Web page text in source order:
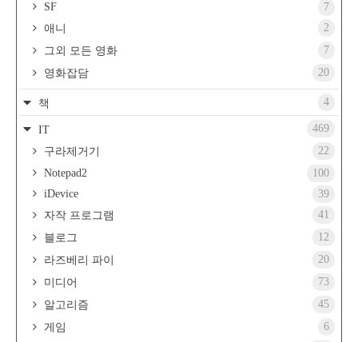
SF
7
애니
2
그외 모든 영화
7
영화잡담
20
책 4
IT
469
구라제거기
22
Notepad2
100
iDevice
39
자작 프로그램
41
블로그
12
라즈베리 파이
20
미디어
73
알고리즘
45
게임
6